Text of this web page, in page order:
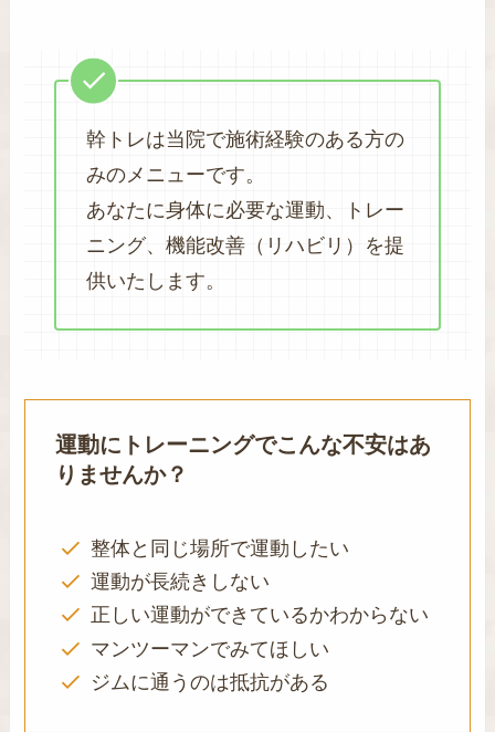
幹トレは当院で施術経験のある方の
みのメニューです。
あなたに身体に必要な運動、トレー
ニング、機能改善（リハビリ）を提
供いたします。
運動にトレーニングでこんな不安はあ
りませんか？
整体と同じ場所で運動したい
運動が長続きしない
正しい運動ができているかわからない
マンツーマンでみてほしい
ジムに通うのは抵抗がある